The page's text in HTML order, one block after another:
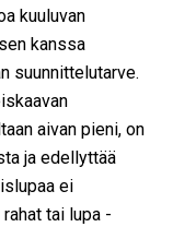
kuuluvan
kanssa
suunnittelutarve.
aivan pieni, on
ja edellyttää
ei
tai lupa -